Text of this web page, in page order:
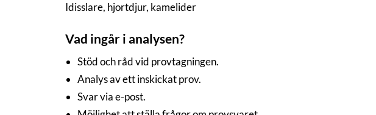
Idisslare, hjortdjur, kamelider
Vad ingår i analysen?
Stöd och råd vid provtagningen.
Analys av ett inskickat prov.
Svar via e-post.